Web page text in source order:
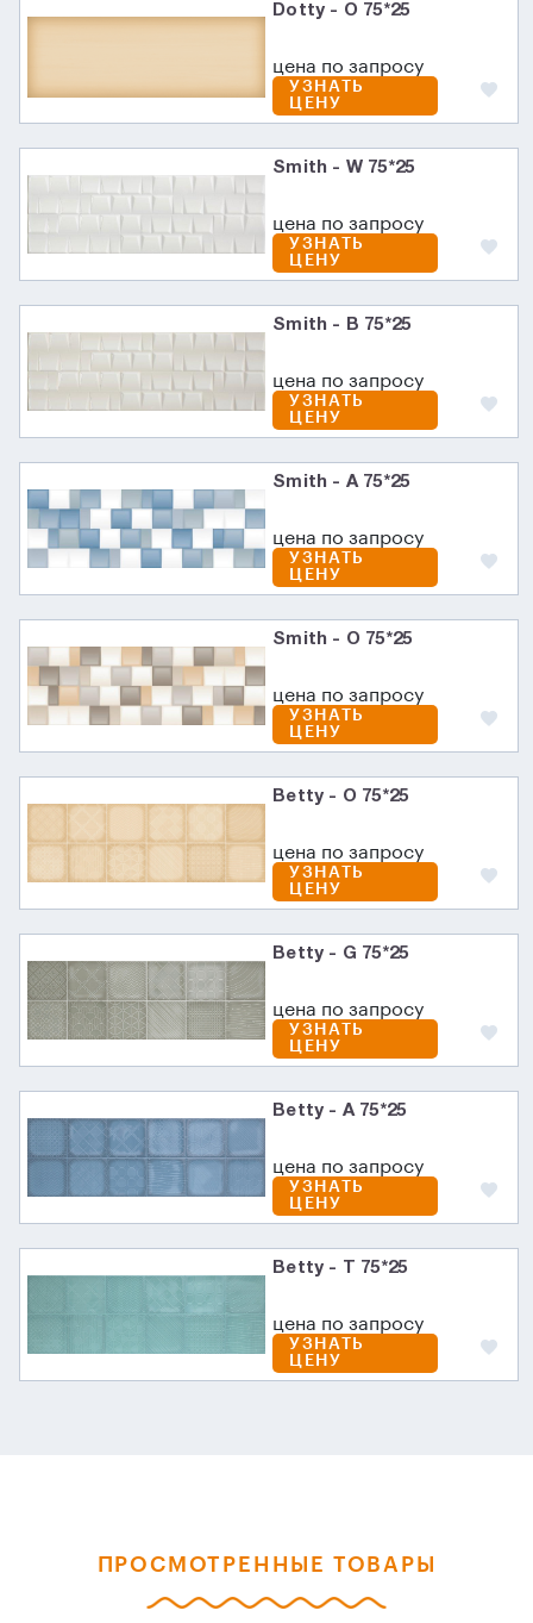
Dotty - O 75*25
цена по запросу
УЗНАТЬ
ЦЕНУ
Smith - W 75*25
цена по запросу
УЗНАТЬ
ЦЕНУ
Smith - B 75*25
цена по запросу
УЗНАТЬ
ЦЕНУ
Smith - A 75*25
цена по запросу
УЗНАТЬ
ЦЕНУ
Smith - O 75*25
цена по запросу
УЗНАТЬ
ЦЕНУ
Betty - O 75*25
цена по запросу
УЗНАТЬ
ЦЕНУ
Betty - G 75*25
цена по запросу
УЗНАТЬ
ЦЕНУ
Betty - A 75*25
цена по запросу
УЗНАТЬ
ЦЕНУ
Betty - T 75*25
цена по запросу
УЗНАТЬ
ЦЕНУ
ПРОСМОТРЕННЫЕ ТОВАРЫ